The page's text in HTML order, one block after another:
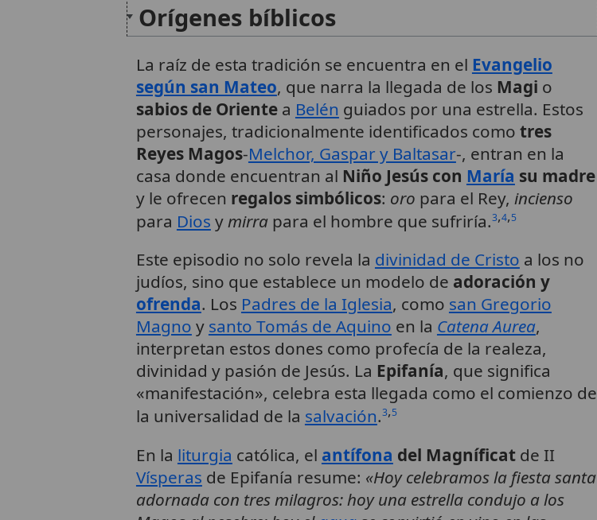
Orígenes bíblicos
La raíz de esta tradición se encuentra en el Evangelio
según san Mateo, que narra la llegada de los Magi o
sabios de Orientea Belén guiados por una estrella. Estos
personajes, tradicionalmente identificados como tres
Reyes Magos-Melchor, Gaspar y Baltasar-, entran en la
casa donde encuentran al Niño Jesús con María su madre
y le ofrecen regalos simbólicos: oro para el Rey, incienso
para Dios ymirrapara el hombre que sufriría.3,4,5
Este episodio no solo revela la divinidad de Cristo a los no
judíos, sino que establece un modelo de adoración y
ofrenda. Los Padres de la Iglesia, como san Gregorio
Magno y santo Tomás de Aquino en la Catena Aurea,
interpretan estos dones como profecía de la realeza,
divinidad y pasión de Jesús. La Epifanía, que significa
«manifestación», celebra esta llegada como el comienzo de
la universalidad de la salvación.3,5
En la liturgia católica, el antífona del Magníficatde II
Vísperas de Epifanía resume: «Hoy celebramos la fiesta santa
adornada con tres milagros: hoy una estrella condujo a los